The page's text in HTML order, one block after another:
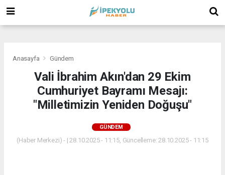
Anasayfa Gündem
Vali İbrahim Akın'dan 29 Ekim
Cumhuriyet Bayramı Mesajı:
"Milletimizin Yeniden Doğuşu"
GÜNDEM
(Haber Merkezi) - | 28.10.2025 - 11:15, Güncelleme: 28.10.2025 - 11:15